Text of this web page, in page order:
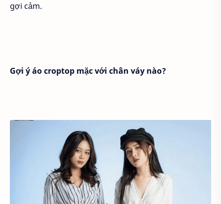
gợi cảm.
Gợi ý áo croptop mặc với chân váy nào?